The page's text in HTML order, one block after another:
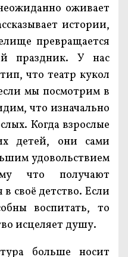
оживает
истории,
превращается
праздник. У нас
что театр кукол
мы посмотрим в
что изначально
Когда взрослые
детей, они сами
удовольствием
что получают
своё детство. Если
воспитать, то
исцеляет душу.
больше носит